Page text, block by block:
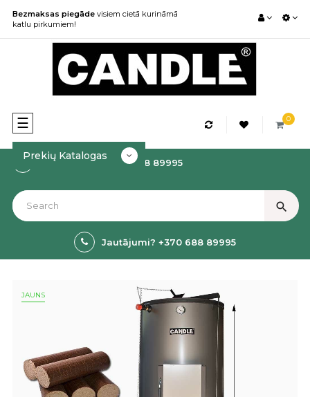
Bezmaksas piegāde visiem cietā kurināmā
katlu pirkumiem!
Toggle
navigation
☰ 0
Kā rezervēt? +370 688 89995
Prekių Katalogas
search
Jautājumi? +370 688 89995
JAUNS